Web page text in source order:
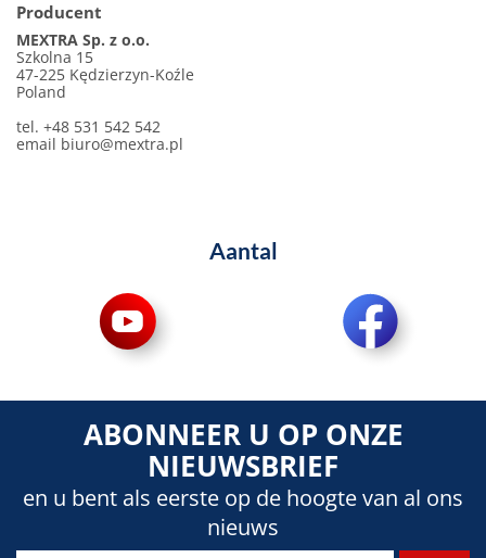
Producent
MEXTRA Sp. z o.o.
Szkolna 15
47-225 Kędzierzyn-Koźle
Poland
tel. +48 531 542 542
email biuro@mextra.pl
Aantal
ABONNEER U OP ONZE
NIEUWSBRIEF
en u bent als eerste op de hoogte van al ons
nieuws